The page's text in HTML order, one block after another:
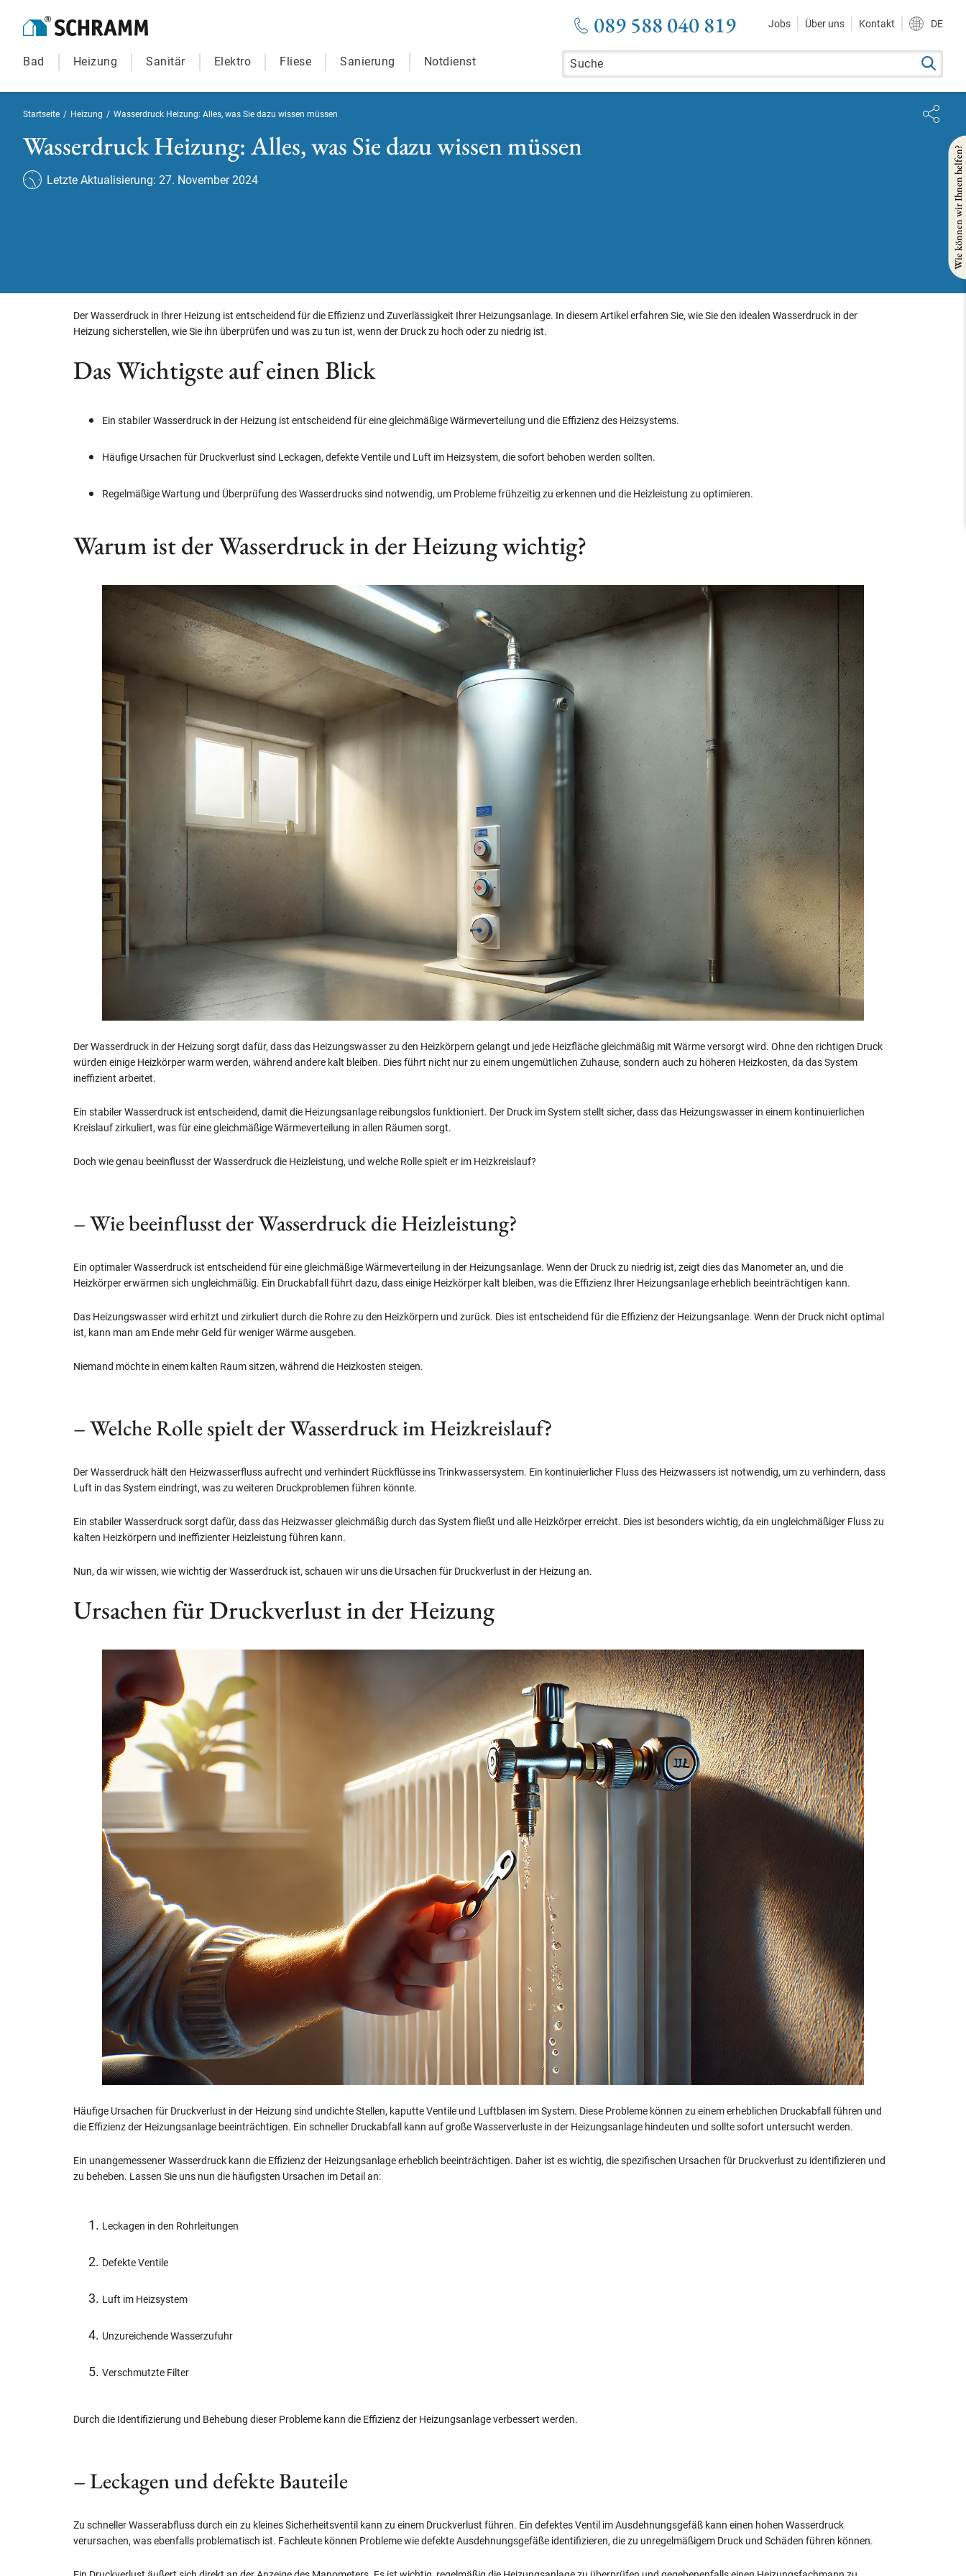
089 588 040 819 Jobs Über uns Kontakt DE
Bad Heizung Sanitär Elektro Fliese Sanierung Notdienst
Startseite / Heizung / Wasserdruck Heizung: Alles, was Sie dazu wissen müssen
Wasserdruck Heizung: Alles, was Sie dazu wissen müssen
Letzte Aktualisierung: 27. November 2024
Der Wasserdruck in Ihrer Heizung ist entscheidend für die Effizienz und Zuverlässigkeit Ihrer Heizungsanlage. In diesem Artikel erfahren Sie, wie Sie den idealen Wasserdruck in der
Heizung sicherstellen, wie Sie ihn überprüfen und was zu tun ist, wenn der Druck zu hoch oder zu niedrig ist.
Das Wichtigste auf einen Blick
Ein stabiler Wasserdruck in der Heizung ist entscheidend für eine gleichmäßige Wärmeverteilung und die Effizienz des Heizsystems.
Häufige Ursachen für Druckverlust sind Leckagen, defekte Ventile und Luft im Heizsystem, die sofort behoben werden sollten.
Regelmäßige Wartung und Überprüfung des Wasserdrucks sind notwendig, um Probleme frühzeitig zu erkennen und die Heizleistung zu optimieren.
Warum ist der Wasserdruck in der Heizung wichtig?
Der Wasserdruck in der Heizung sorgt dafür, dass das Heizungswasser zu den Heizkörpern gelangt und jede Heizfläche gleichmäßig mit Wärme versorgt wird. Ohne den richtigen Druck
würden einige Heizkörper warm werden, während andere kalt bleiben. Dies führt nicht nur zu einem ungemütlichen Zuhause, sondern auch zu höheren Heizkosten, da das System
ineffizient arbeitet.
Ein stabiler Wasserdruck ist entscheidend, damit die Heizungsanlage reibungslos funktioniert. Der Druck im System stellt sicher, dass das Heizungswasser in einem kontinuierlichen
Kreislauf zirkuliert, was für eine gleichmäßige Wärmeverteilung in allen Räumen sorgt.
Doch wie genau beeinflusst der Wasserdruck die Heizleistung, und welche Rolle spielt er im Heizkreislauf?
– Wie beeinflusst der Wasserdruck die Heizleistung?
Ein optimaler Wasserdruck ist entscheidend für eine gleichmäßige Wärmeverteilung in der Heizungsanlage. Wenn der Druck zu niedrig ist, zeigt dies das Manometer an, und die
Heizkörper erwärmen sich ungleichmäßig. Ein Druckabfall führt dazu, dass einige Heizkörper kalt bleiben, was die Effizienz Ihrer Heizungsanlage erheblich beeinträchtigen kann.
Das Heizungswasser wird erhitzt und zirkuliert durch die Rohre zu den Heizkörpern und zurück. Dies ist entscheidend für die Effizienz der Heizungsanlage. Wenn der Druck nicht optimal
ist, kann man am Ende mehr Geld für weniger Wärme ausgeben.
Niemand möchte in einem kalten Raum sitzen, während die Heizkosten steigen.
– Welche Rolle spielt der Wasserdruck im Heizkreislauf?
Der Wasserdruck hält den Heizwasserfluss aufrecht und verhindert Rückflüsse ins Trinkwassersystem. Ein kontinuierlicher Fluss des Heizwassers ist notwendig, um zu verhindern, dass
Luft in das System eindringt, was zu weiteren Druckproblemen führen könnte.
Ein stabiler Wasserdruck sorgt dafür, dass das Heizwasser gleichmäßig durch das System fließt und alle Heizkörper erreicht. Dies ist besonders wichtig, da ein ungleichmäßiger Fluss zu
kalten Heizkörpern und ineffizienter Heizleistung führen kann.
Nun, da wir wissen, wie wichtig der Wasserdruck ist, schauen wir uns die Ursachen für Druckverlust in der Heizung an.
Ursachen für Druckverlust in der Heizung
Häufige Ursachen für Druckverlust in der Heizung sind undichte Stellen, kaputte Ventile und Luftblasen im System. Diese Probleme können zu einem erheblichen Druckabfall führen und
die Effizienz der Heizungsanlage beeinträchtigen. Ein schneller Druckabfall kann auf große Wasserverluste in der Heizungsanlage hindeuten und sollte sofort untersucht werden.
Ein unangemessener Wasserdruck kann die Effizienz der Heizungsanlage erheblich beeinträchtigen. Daher ist es wichtig, die spezifischen Ursachen für Druckverlust zu identifizieren und
zu beheben. Lassen Sie uns nun die häufigsten Ursachen im Detail an:
Leckagen in den Rohrleitungen
Defekte Ventile
Luft im Heizsystem
Unzureichende Wasserzufuhr
Verschmutzte Filter
Durch die Identifizierung und Behebung dieser Probleme kann die Effizienz der Heizungsanlage verbessert werden.
– Leckagen und defekte Bauteile
Zu schneller Wasserabfluss durch ein zu kleines Sicherheitsventil kann zu einem Druckverlust führen. Ein defektes Ventil im Ausdehnungsgefäß kann einen hohen Wasserdruck
verursachen, was ebenfalls problematisch ist. Fachleute können Probleme wie defekte Ausdehnungsgefäße identifizieren, die zu unregelmäßigem Druck und Schäden führen können.
Wie können wir Ihnen helfen?